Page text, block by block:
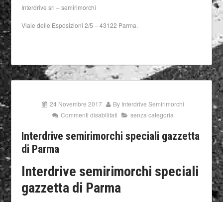
Interdrive srl – semirimorchi
Viale delle Esposizioni 2/5 – 43122 Parma.
24 Novembre 2017 By Interdrive Semirimorchi
Commenti disabilitati
senza categoria
Interdrive semirimorchi speciali gazzetta
di Parma
Interdrive semirimorchi speciali
gazzetta di Parma